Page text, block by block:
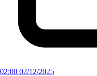
02:00 02/12/2025